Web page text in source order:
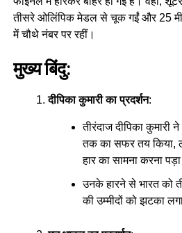
तीसरे ओलिंपिक मेडल से चूक गईं और 25
में चौथे नंबर पर रहीं।
मुख्य बिंदु:
दीपिका कुमारी का प्रदर्शन:
तीरंदाज दीपिका कुमारी
तक का सफर तय किया,
हार का सामना करना
उनके हारने से भारत को
की उम्मीदों को झटका